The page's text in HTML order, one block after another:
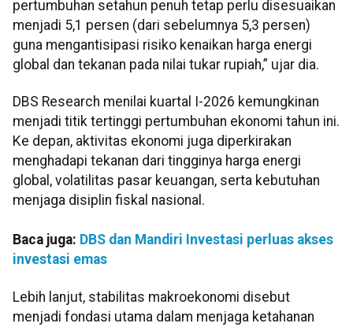
pertumbuhan setahun penuh tetap perlu disesuaikan
menjadi 5,1 persen (dari sebelumnya 5,3 persen)
guna mengantisipasi risiko kenaikan harga energi
global dan tekanan pada nilai tukar rupiah,” ujar dia.
DBS Research menilai kuartal I-2026 kemungkinan
menjadi titik tertinggi pertumbuhan ekonomi tahun ini.
Ke depan, aktivitas ekonomi juga diperkirakan
menghadapi tekanan dari tingginya harga energi
global, volatilitas pasar keuangan, serta kebutuhan
menjaga disiplin fiskal nasional.
Baca juga: DBS dan Mandiri Investasi perluas akses
investasi emas
Lebih lanjut, stabilitas makroekonomi disebut
menjadi fondasi utama dalam menjaga ketahanan